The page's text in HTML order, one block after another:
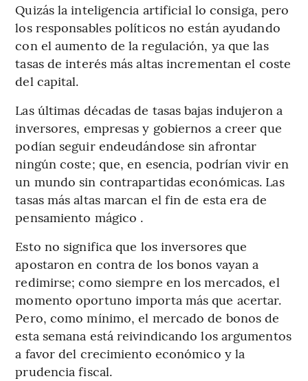
Quizás la inteligencia artificial lo consiga, pero
los responsables políticos no están ayudando
con el aumento de la regulación, ya que las
tasas de interés más altas incrementan el coste
del capital.
Las últimas décadas de tasas bajas indujeron a
inversores, empresas y gobiernos a creer que
podían seguir endeudándose sin afrontar
ningún coste; que, en esencia, podrían vivir en
un mundo sin contrapartidas económicas. Las
tasas más altas marcan el fin de esta era de
pensamiento mágico .
Esto no significa que los inversores que
apostaron en contra de los bonos vayan a
redimirse; como siempre en los mercados, el
momento oportuno importa más que acertar.
Pero, como mínimo, el mercado de bonos de
esta semana está reivindicando los argumentos
a favor del crecimiento económico y la
prudencia fiscal.